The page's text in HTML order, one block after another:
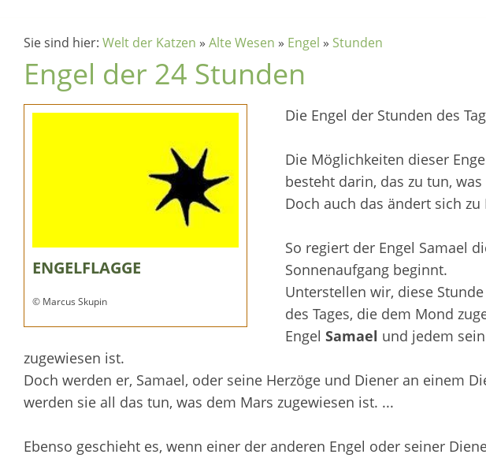
Sie sind hier: Welt der Katzen » Alte Wesen » Engel » Stunden
Engel der 24 Stunden
ENGELFLAGGE
© Marcus Skupin
Die Engel der Stunden des
Die Möglichkeiten dieser
besteht darin, das zu tun,
Doch auch das ändert sich
So regiert der Engel Samael
Sonnenaufgang beginnt.
Unterstellen wir, diese
des Tages, die dem Mond
Engel Samael und jedem
zugewiesen ist.
Doch werden er, Samael, oder seine Herzöge und Diener an einem
werden sie all das tun, was dem Mars zugewiesen ist. ...
Ebenso geschieht es, wenn einer der anderen Engel oder seiner